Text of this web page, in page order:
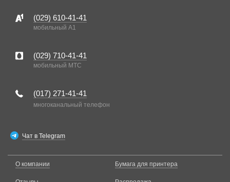
(029) 610-41-41
мобильный A1
(029) 710-41-41
мобильный MTC
(017) 271-41-41
многоканальный телефон
Чат в Telegram
О компании Бумага для принтера